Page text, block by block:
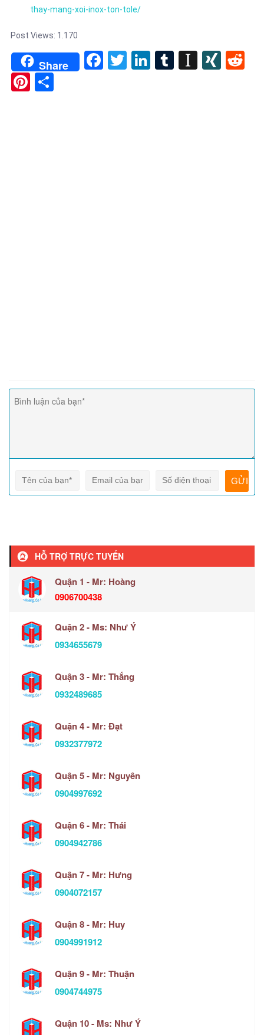
thay-mang-xoi-inox-ton-tole/
Post Views: 1.170
Share Facebook
TwitterLinkedIn
Tumblr
Pinterest
HỖ TRỢ TRỰC TUYẾN
Quận 1 - Mr: Hoàng
0906700438
Quận 2 - Ms: Như Ý
0934655679
Quận 3 - Mr: Thắng
0932489685
Quận 4 - Mr: Đạt
0932377972
Quận 5 - Mr: Nguyên
0904997692
Quận 6 - Mr: Thái
0904942786
Quận 7 - Mr: Hưng
0904072157
Quận 8 - Mr: Huy
0904991912
Quận 9 - Mr: Thuận
0904744975
Quận 10 - Ms: Như Ý